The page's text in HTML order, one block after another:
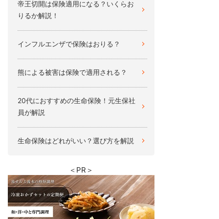
帝王切開は保険適用になる？いくらお
りるか解説！
インフルエンザで保険はおりる？
熊による被害は保険で適用される？
20代におすすめの生命保険！元生保社
員が解説
生命保険はどれがいい？選び方を解説
＜PR＞